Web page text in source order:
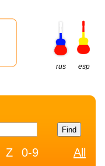
rus
esp
Z 0-9 All